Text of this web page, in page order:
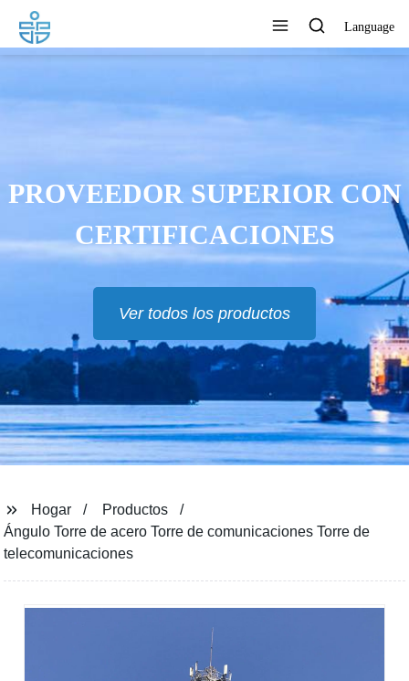
Language
EXPORTAN A EUR, RU, TH,
MAS Y MUCHOS OTROS
Ver todos los productos
Hogar
Productos
Ángulo Torre de acero Torre de comunicaciones Torre de
telecomunicaciones